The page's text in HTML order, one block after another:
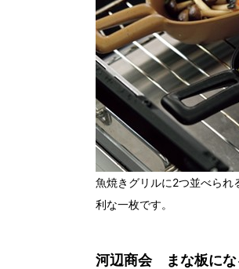
魚焼きグリルに2つ並べられ
利な一枚です。
河辺商会 まな板にな